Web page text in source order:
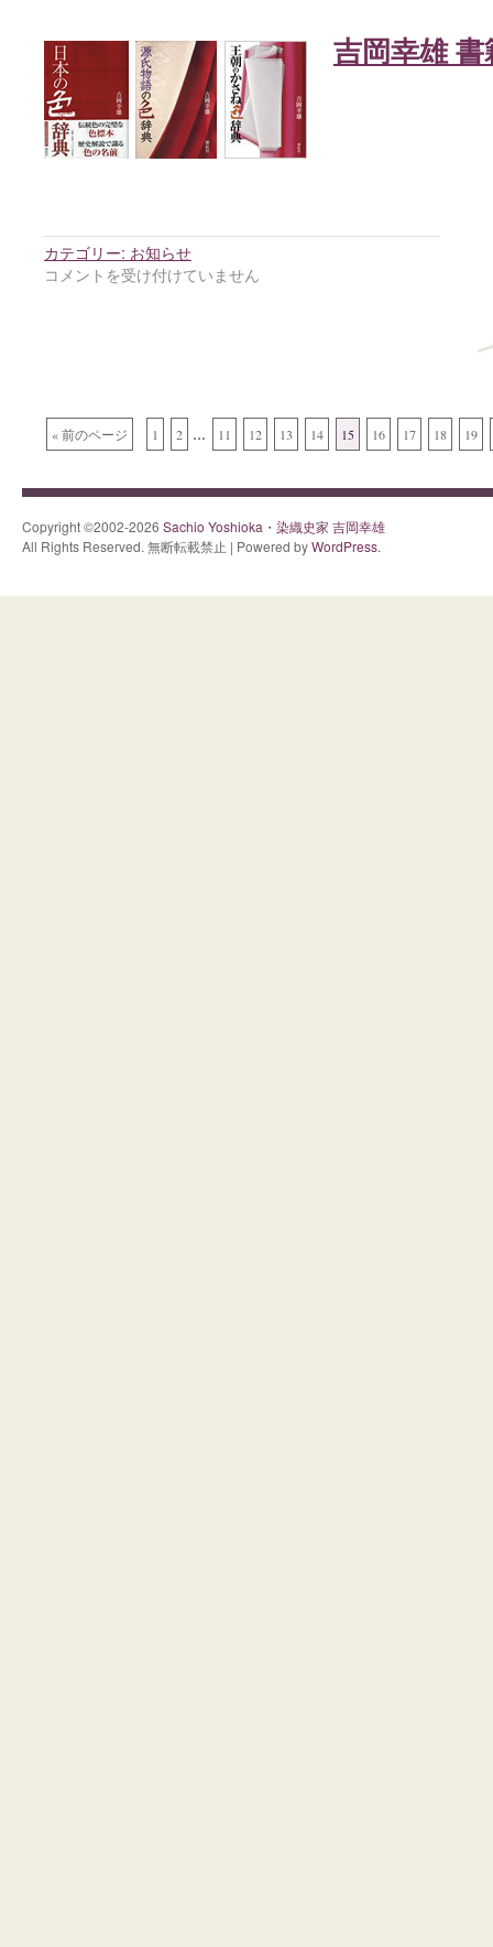
吉岡幸雄 書
カテゴリー: お知らせ
コメントを受け付けていません
« 前のページ 1 2 ... 11 12 13 14 15 16 17 18 19
Copyright ©2002-2026 Sachio Yoshioka・染織史家 吉岡幸雄
All Rights Reserved. 無断転載禁止 | Powered byWordPress.